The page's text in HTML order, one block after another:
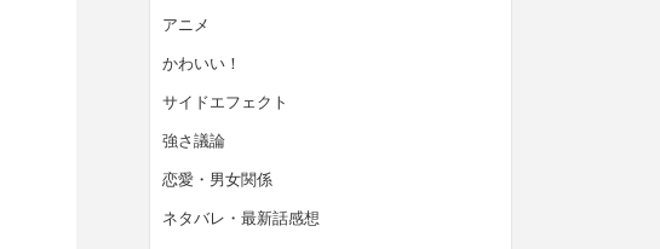
アニメ
かわいい！
サイドエフェクト
強さ議論
恋愛・男女関係
ネタバレ・最新話感想